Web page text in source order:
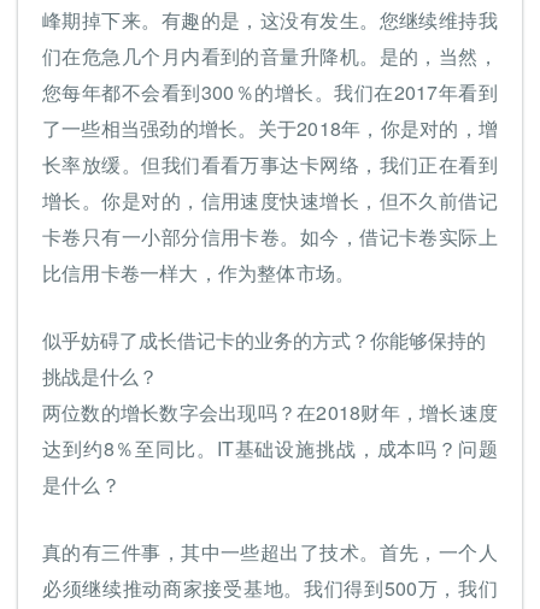
峰期掉下来。有趣的是，这没有发生。您继续维持我
们在危急几个月内看到的音量升降机。是的，当然，
您每年都不会看到300％的增长。我们在2017年看到
了一些相当强劲的增长。关于2018年，你是对的，增
长率放缓。但我们看看万事达卡网络，我们正在看到
增长。你是对的，信用速度快速增长，但不久前借记
卡卷只有一小部分信用卡卷。如今，借记卡卷实际上
比信用卡卷一样大，作为整体市场。
似乎妨碍了成长借记卡的业务的方式？你能够保持的
挑战是什么？
两位数的增长数字会出现吗？在2018财年，增长速度
达到约8％至同比。IT基础设施挑战，成本吗？问题
是什么？
真的有三件事，其中一些超出了技术。首先，一个人
必须继续推动商家接受基地。我们得到500万，我们